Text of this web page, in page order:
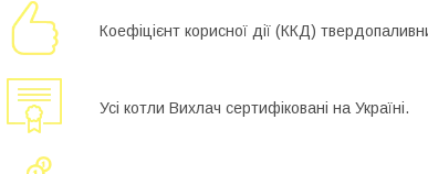
Коефіцієнт корисної дії (ККД)
Усі котли Вихлач сертифіковані на Україні.